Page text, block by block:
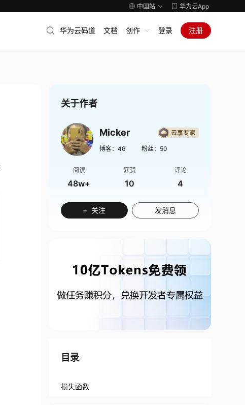
中国站 华为云App
华为云码道 文档 创作 登录 注册
关于作者
Micker
博客： 46 粉丝： 50
阅读
48w+
获赞
10
评论
4
+ 关注 发消息
目录
损失函数